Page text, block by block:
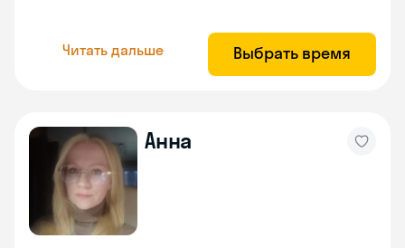
Читать дальше Выбрать время
Анна